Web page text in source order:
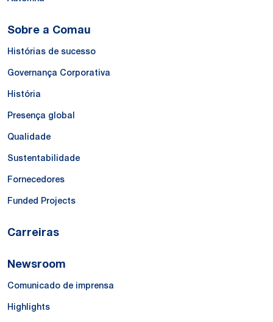
Sobre a Comau
Histórias de sucesso
Governança Corporativa
História
Presença global
Qualidade
Sustentabilidade
Fornecedores
Funded Projects
Carreiras
Newsroom
Comunicado de imprensa
Highlights